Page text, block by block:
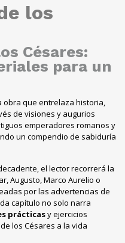
los
Césares:
para un
obra que entrelaza historia,
de visiones y augurios
emperadores romanos y
un compendio de sabiduría
el lector recorrerá la
Augusto, Marco Aurelio o
por las advertencias de
capítulo no solo narra
prácticasy ejercicios
los Césares a la vida